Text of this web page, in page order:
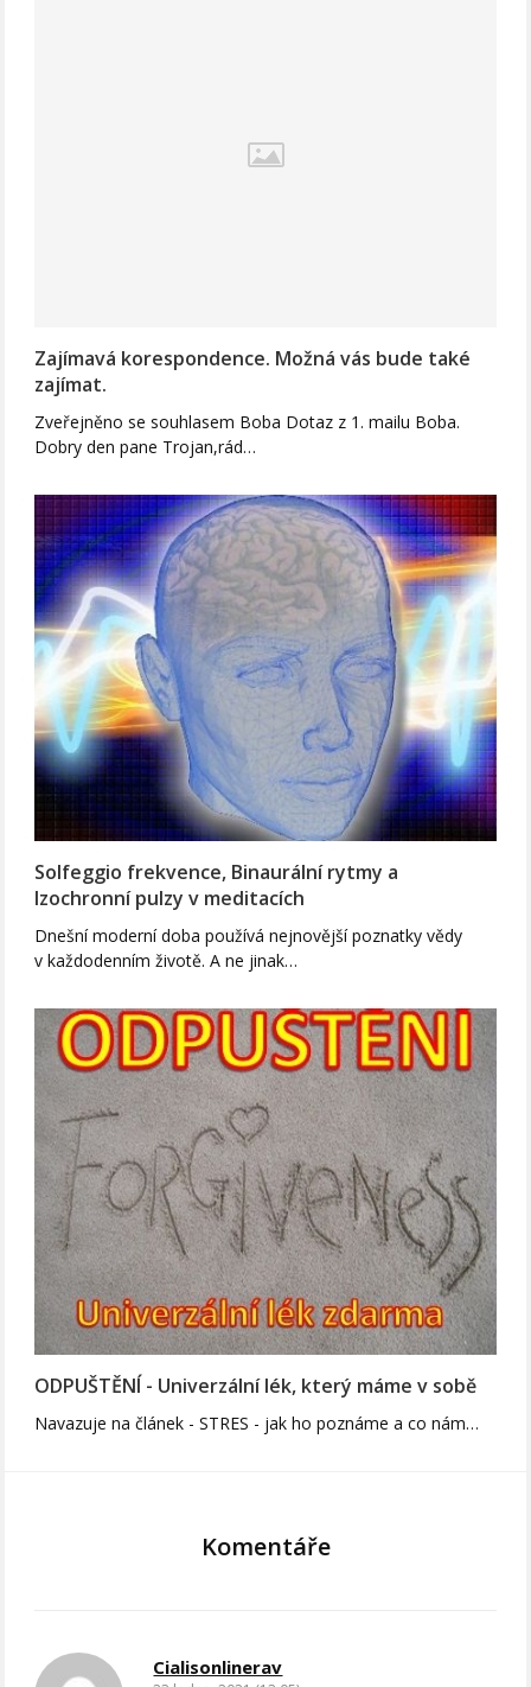
Zajímavá korespondence. Možná vás bude také
zajímat.
Zveřejněno se souhlasem Boba Dotaz z 1. mailu Boba.
Dobry den pane Trojan,rád…
Solfeggio frekvence, Binaurální rytmy a
Izochronní pulzy v meditacích
Dnešní moderní doba používá nejnovější poznatky vědy
v každodenním životě. A ne jinak…
ODPUŠTĚNÍ - Univerzální lék, který máme v sobě
Navazuje na článek - STRES - jak ho poznáme a co nám…
Komentáře
Cialisonlinerav